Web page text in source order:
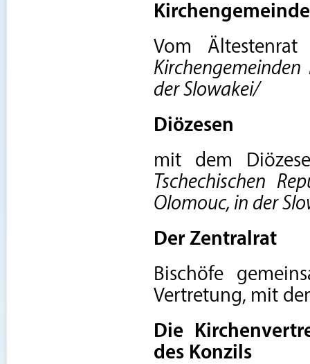
Kirchengemeinde
Vom
der Slowakei/
Diözesen
mit dem
Tschechischen
Olomouc, in der
Der Zentralrat
Bischöfe
Vertretung, mit
Die
des Konzils